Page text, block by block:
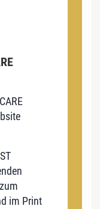
im Print